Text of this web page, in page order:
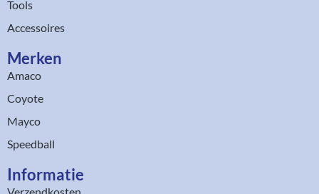
Tools
Accessoires
Merken
Amaco
Coyote
Mayco
Speedball
Informatie